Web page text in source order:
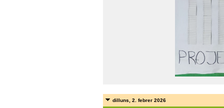
dilluns, 2. febrer 2026